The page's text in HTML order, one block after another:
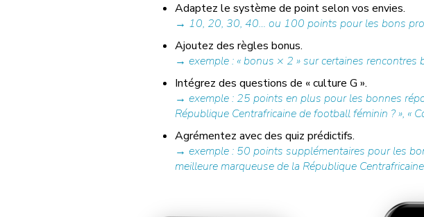
Adaptez le système de point selon vos envies.
→ 10, 20, 30, 40… ou 100 points pour les bons
Ajoutez des règles bonus.
→ exemple : « bonus × 2 » sur certaines rencontres
Intégrez des questions de « culture G ».
→ exemple : 25 points en plus pour les bonnes
République Centrafricaine de football féminin ? », «
Agrémentez avec des quiz prédictifs.
→ exemple : 50 points supplémentaires pour les
meilleure marqueuse de la République